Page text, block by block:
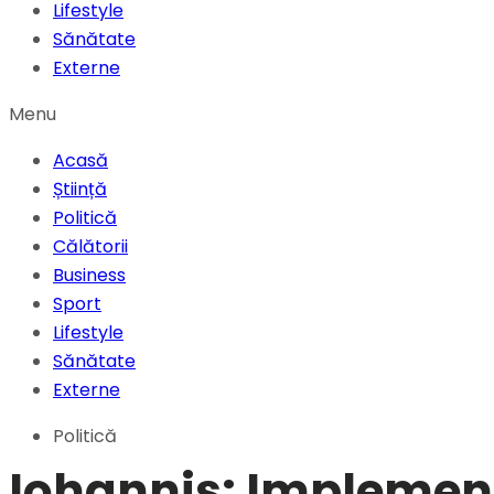
Lifestyle
Sănătate
Externe
Menu
Acasă
Știință
Politică
Călătorii
Business
Sport
Lifestyle
Sănătate
Externe
Politică